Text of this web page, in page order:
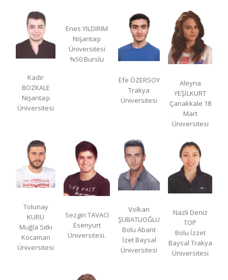
Kadir
BOZKALE
Nişantaşı
Üniversitesi
Enes YILDIRIM
Nişantaşı
Üniversitesi
%50 Burslu
Efe ÖZERSOY
Trakya
Üniversitesi
Aleyna
YEŞİLKURT
Çanakkale 18
Mart
Üniversitesi
Tolunay
KURU
Muğla Sıtkı
Kocaman
Üniversitesi
Sezgin TAVACI
Esenyurt
Üniversitesi.
Volkan
ŞUBATLIOĞLU
Bolu Abant
İzet Baysal
Üniversitesi
Nazlı Deniz
TOP
Bolu İzzet
Baysal Trakya
Üniversitesi